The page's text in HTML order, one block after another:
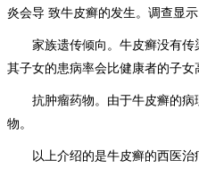
炎会导 致牛皮癣的发生。调查显
家族遗传倾向。牛皮癣没有传
其子女的患病率会比健康者的子女
抗肿瘤药物。由于牛皮癣的病
物。
以上介绍的是牛皮癣的西医治